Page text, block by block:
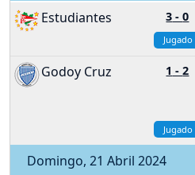
Estudiantes
3 -0
Jugado
Godoy Cruz 1 -2
Jugado
Domingo, 21 Abril 2024